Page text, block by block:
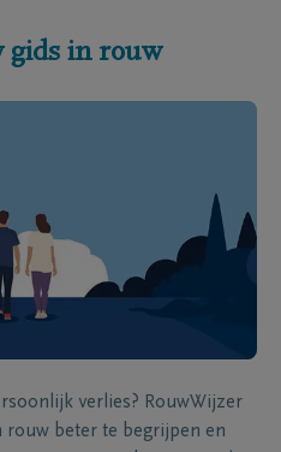
gids in rouw
verlies? RouwWijzer
rouw beter te begrijpen en